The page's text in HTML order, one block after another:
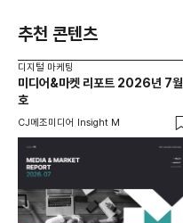
추천 콘텐츠
디지털 마케팅
미디어&마켓 리포트 2026년 7월
호
CJ메조미디어 Insight M